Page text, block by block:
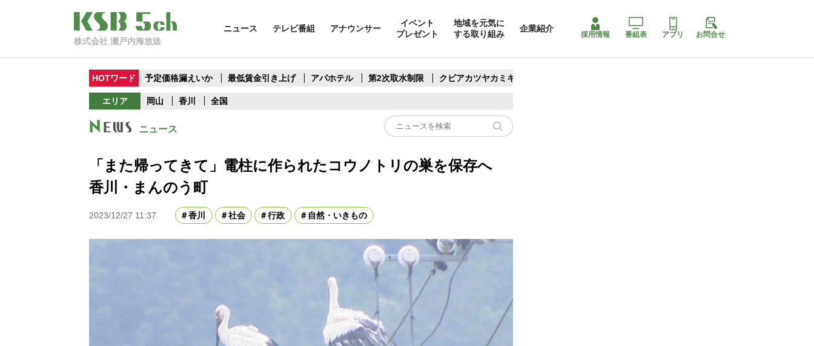
株式会社 瀬戸内海放送
ニュース テレビ番組 アナウンサー
イベント
プレゼント
地域を元気に
する取り組み
企業紹介
採用情報 番組表 アプリ お問合せ
HOTワード 予定価格漏えいか 最低賃金引き上げ アパホテル 第2次取水制限 クビアカツヤカミキリ
エリア 岡山 香川 全国
ニュース
「また帰ってきて」電柱に作られたコウノトリの巣を保存へ
香川・まんのう町
2023/12/27 11:37 香川 社会 行政 自然・いきもの